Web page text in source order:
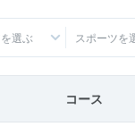
選ぶ スポーツを
コース